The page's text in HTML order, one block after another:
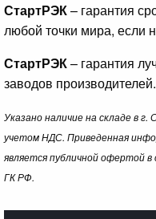
СтартРЭК– гарантия
любой точки мира, если
СтартРЭК– гарантия
заводов производителей.
Указано наличие на складе в
учетом НДС. Приведенная
является публичной офертой
ГК РФ.